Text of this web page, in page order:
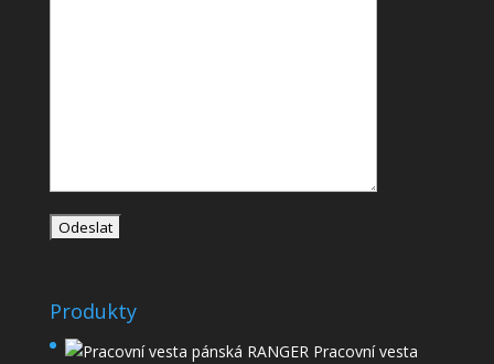
Produkty
Pracovní vesta